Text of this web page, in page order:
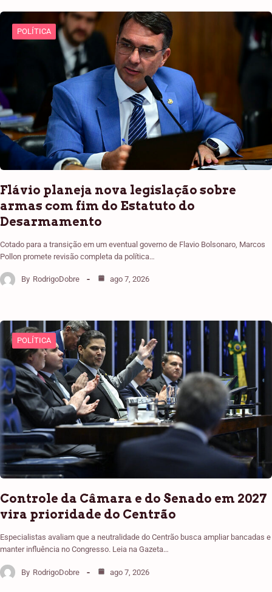
POLÍTICA
Flávio planeja nova legislação sobre
armas com fim do Estatuto do
Desarmamento
Cotado para a transição em um eventual governo de Flavio Bolsonaro, Marcos
Pollon promete revisão completa da política…
By RodrigoDobre ago 7, 2026
POLÍTICA
Controle da Câmara e do Senado em 2027
vira prioridade do Centrão
Especialistas avaliam que a neutralidade do Centrão busca ampliar bancadas e
manter influência no Congresso. Leia na Gazeta…
By RodrigoDobre ago 7, 2026